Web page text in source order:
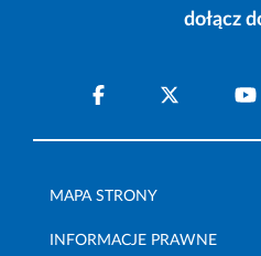
dołącz
MAPA STRONY
INFORMACJE PRAWNE